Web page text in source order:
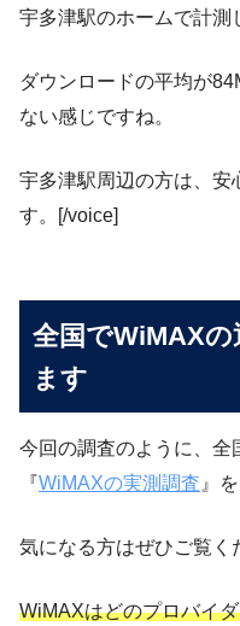
宇多津駅のホームで計測
ダウンロードの平均が
ない感じですね。
宇多津駅周辺の方は、安
す。[/voice]
全国でWiMAX
ます
今回の調査のように、全
『 WiMAXの実測調査』
気になる方はぜひご覧く
WiMAXはどのプロバイ